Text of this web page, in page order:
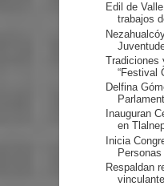
Edil de
trabajos
Tradiciones
“Festival
Delfina
Inauguran
en
Inicia
Personas
Respaldan